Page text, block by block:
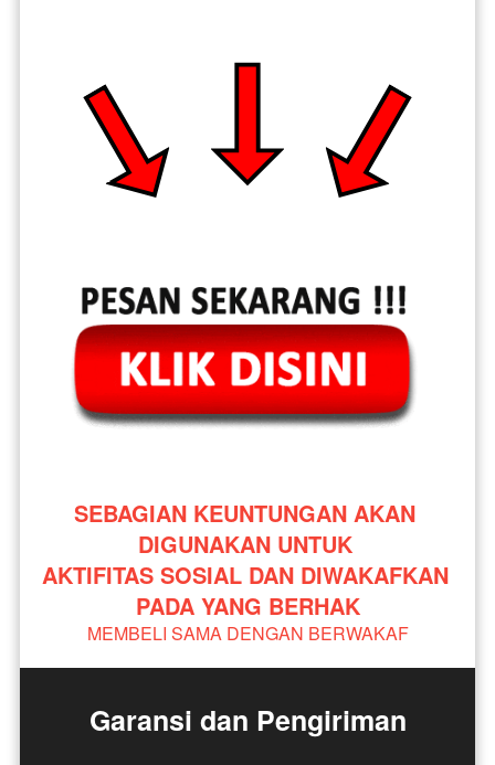
SEBAGIAN KEUNTUNGAN AKAN
DIGUNAKAN UNTUK
AKTIFITAS SOSIAL DAN DIWAKAFKAN
PADA YANG BERHAK
MEMBELI SAMA DENGAN BERWAKAF
Garansi dan Pengiriman